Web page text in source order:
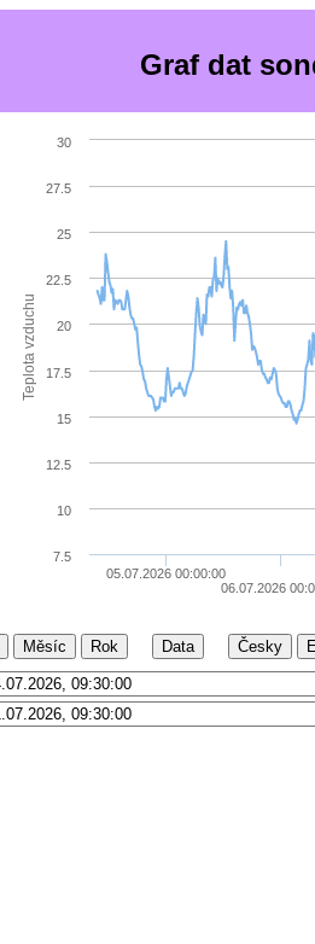
Graf dat
Teplota vzduchu
05.07.2026 00:00:00
06.07.2026
7.5
10
12.5
15
17.5
20
22.5
25
27.5
30
Měsíc Rok Data Česky